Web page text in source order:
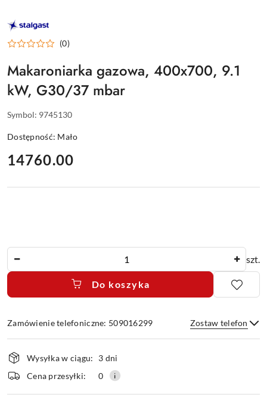
STALGAST
–
WYPOSAŻENIE
DLA
(0)
Makaroniarka gazowa, 400x700, 9.1
kW, G30/37 mbar
Symbol: 9745130
Dostępność: Mało
cena:
14760.00
szt.
Do koszyka
Zamówienie telefoniczne: 509016299 Zostaw telefon
Wyślij
Dostępność
i
dostawa
Wysyłka w ciągu:
3 dni
Cena przesyłki:
0